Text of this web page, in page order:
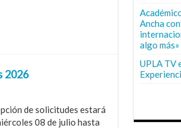
2026
de solicitudes estará
08 de julio hasta
Ancha
algo más»
UPLA TV